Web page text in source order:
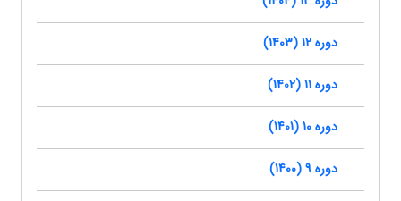
دوره 12 (1403)
دوره 11 (1402)
دوره 10 (1401)
دوره 9 (1400)